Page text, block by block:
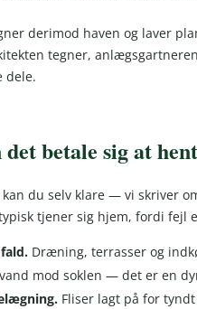
derimod haven og laver
tegner,
dele.
betale sig at
du selv klare — vi skriver
tjener sig hjem, fordi fejl
Dræning, terrasser og
mod soklen — det er en
Fliser lagt på for